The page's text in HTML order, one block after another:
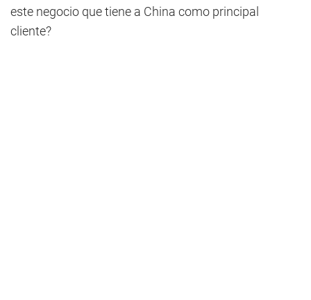
este negocio que tiene a China como principal
cliente?